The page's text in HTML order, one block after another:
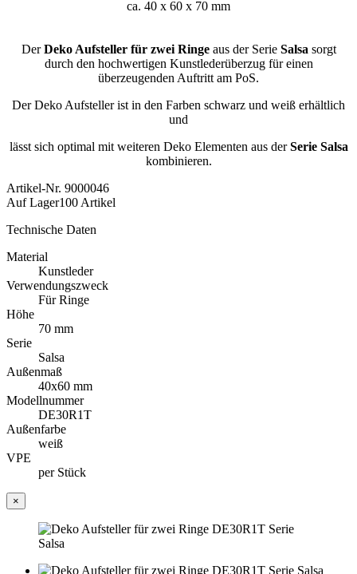
ca. 40 x 60 x 70 mm
DerDeko Aufsteller für zwei Ringe aus der Serie Salsa sorgt
durch den hochwertigen Kunstlederüberzug für einen
überzeugenden Auftritt am PoS.
Der Deko Aufsteller ist in den Farben schwarz und weiß erhältlich
und
lässt sich optimal mit weiteren Deko Elementen aus derSerie Salsa
kombinieren.
Artikel-Nr. 9000046
Auf Lager100 Artikel
Technische Daten
Material
Kunstleder
Verwendungszweck
Für Ringe
Höhe
70 mm
Serie
Salsa
Außenmaß
40x60 mm
Modellnummer
DE30R1T
Außenfarbe
weiß
VPE
per Stück
×